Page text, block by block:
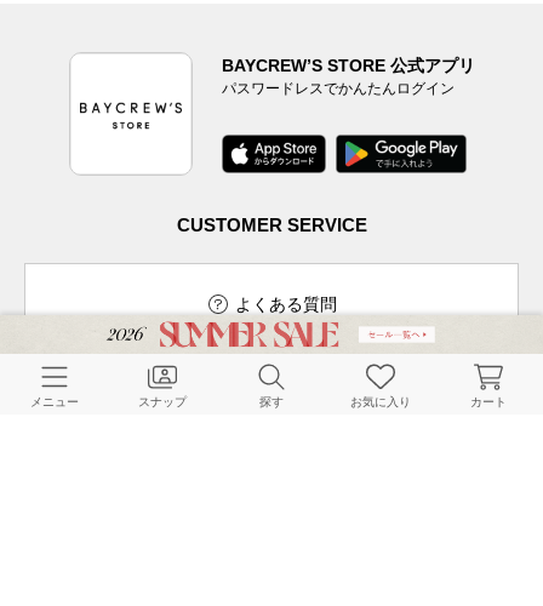
BAYCREW’S STORE 公式アプリ
パスワードレスでかんたんログイン
CUSTOMER SERVICE
よくある質問
メニュー スナップ 探す お気に入り カート